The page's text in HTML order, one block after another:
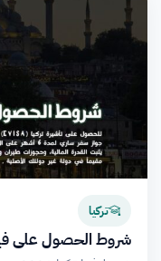
تركيا
شروط الحصول على فيزا